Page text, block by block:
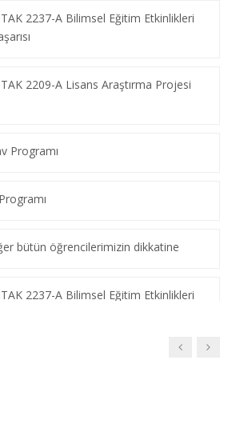
2237-A Bilimsel Eğitim Etkinlikleri
2209-A Lisans Araştırma Projesi
Programı
bütün öğrencilerimizin dikkatine
2237-A Bilimsel Eğitim Etkinlikleri
2209-A Lisans Araştırma Projesi